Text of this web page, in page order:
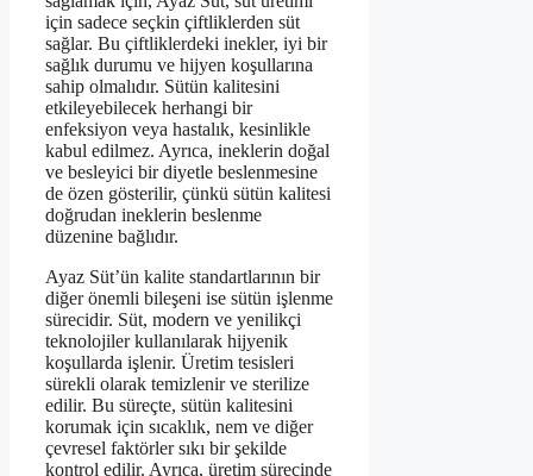
için sadece seçkin çiftliklerden süt
sağlar. Bu çiftliklerdeki inekler, iyi bir
sağlık durumu ve hijyen koşullarına
sahip olmalıdır. Sütün kalitesini
etkileyebilecek herhangi bir
enfeksiyon veya hastalık, kesinlikle
kabul edilmez. Ayrıca, ineklerin doğal
ve besleyici bir diyetle beslenmesine
de özen gösterilir, çünkü sütün kalitesi
doğrudan ineklerin beslenme
düzenine bağlıdır.
Ayaz Süt’ün kalite standartlarının bir
diğer önemli bileşeni ise sütün işlenme
sürecidir. Süt, modern ve yenilikçi
teknolojiler kullanılarak hijyenik
koşullarda işlenir. Üretim tesisleri
sürekli olarak temizlenir ve sterilize
edilir. Bu süreçte, sütün kalitesini
korumak için sıcaklık, nem ve diğer
çevresel faktörler sıkı bir şekilde
kontrol edilir. Ayrıca, üretim sürecinde